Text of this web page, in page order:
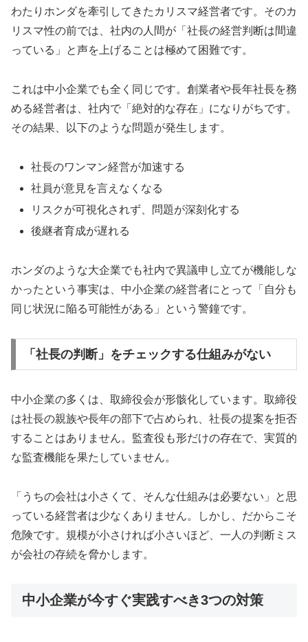
わたりホンダを牽引してきたカリスマ経営者です。そのカ
リスマ性の前では、社内の人間が「社長の経営判断は間違
っている」と声を上げることは極めて困難です。
これは中小企業でも全く同じです。創業者や長年社長を務
める経営者は、社内で「絶対的な存在」になりがちです。
その結果、以下のような問題が発生します。
社長のワンマン経営が加速する
社員が意見を言えなくなる
リスクが可視化されず、問題が深刻化する
後継者育成が遅れる
ホンダのような大企業でも社内で異議申し立てが機能しな
かったという事実は、中小企業の経営者にとって「自分も
同じ状況に陥る可能性がある」という警鐘です。
「社長の判断」をチェックする仕組みがない
中小企業の多くは、取締役会が形骸化しています。取締役
は社長の親族や長年の部下で占められ、社長の提案を拒否
することはありません。監査役も形だけの存在で、実質的
な監査機能を果たしていません。
「うちの会社は小さくて、そんな仕組みは必要ない」と思
っている経営者は少なくありません。しかし、だからこそ
危険です。規模が小さければ小さいほど、一人の判断ミス
が会社の存続を脅かします。
中小企業が今すぐ実践すべき3つの対策